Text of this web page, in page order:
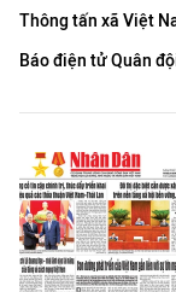
Bắc Trung Bộ
Nguyên
Đông Nam Bộ
Đồng bằng
Chuyên trang
Thông tấn xã Việt
Báo điện tử Quân